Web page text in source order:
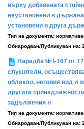
върху добавената
неустановени в
установени в друга
Тип на документа:
Обнародван/Публикуван на:
Наредба № I-167 от
служители,
облекло, неговия вид и
другите
задължения н
Тип на документа:
Обнародван/Публикуван на: